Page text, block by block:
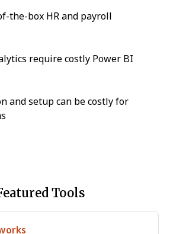
the-box HR and payroll
require costly Power BI
and setup can be costly for
Tools